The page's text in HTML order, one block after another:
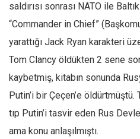
saldırısı sonrası NATO ile
“Commander in Chief”
yarattığı Jack Ryan karakteri
Tom Clancy öldükten 2 sene
kaybetmiş, kitabın sonunda
Putin’i bir Çeçen’e
tıp Putin’i tasvir eden Rus
ama konu anlaşılmıştı.